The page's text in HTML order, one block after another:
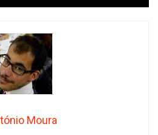
Moura